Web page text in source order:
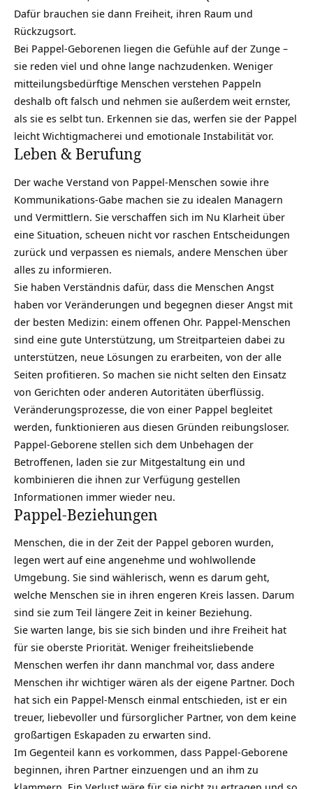
Dafür brauchen sie dann Freiheit, ihren Raum und
Rückzugsort.
Bei Pappel-Geborenen liegen die Gefühle auf der Zunge –
sie reden viel und ohne lange nachzudenken. Weniger
mitteilungsbedürftige Menschen verstehen Pappeln
deshalb oft falsch und nehmen sie außerdem weit ernster,
als sie es selbt tun. Erkennen sie das, werfen sie der Pappel
leicht Wichtigmacherei und emotionale Instabilität vor.
Leben & Berufung
Der wache Verstand von Pappel-Menschen sowie ihre
Kommunikations-Gabe machen sie zu idealen Managern
und Vermittlern. Sie verschaffen sich im Nu Klarheit über
eine Situation, scheuen nicht vor raschen Entscheidungen
zurück und verpassen es niemals, andere Menschen über
alles zu informieren.
Sie haben Verständnis dafür, dass die Menschen Angst
haben vor Veränderungen und begegnen dieser Angst mit
der besten Medizin: einem offenen Ohr. Pappel-Menschen
sind eine gute Unterstützung, um Streitparteien dabei zu
unterstützen, neue Lösungen zu erarbeiten, von der alle
Seiten profitieren. So machen sie nicht selten den Einsatz
von Gerichten oder anderen Autoritäten überflüssig.
Veränderungsprozesse, die von einer Pappel begleitet
werden, funktionieren aus diesen Gründen reibungsloser.
Pappel-Geborene stellen sich dem Unbehagen der
Betroffenen, laden sie zur Mitgestaltung ein und
kombinieren die ihnen zur Verfügung gestellen
Informationen immer wieder neu.
Pappel-Beziehungen
Menschen, die in der Zeit der Pappel geboren wurden,
legen wert auf eine angenehme und wohlwollende
Umgebung. Sie sind wählerisch, wenn es darum geht,
welche Menschen sie in ihren engeren Kreis lassen. Darum
sind sie zum Teil längere Zeit in keiner Beziehung.
Sie warten lange, bis sie sich binden und ihre Freiheit hat
für sie oberste Priorität. Weniger freiheitsliebende
Menschen werfen ihr dann manchmal vor, dass andere
Menschen ihr wichtiger wären als der eigene Partner. Doch
hat sich ein Pappel-Mensch einmal entschieden, ist er ein
treuer, liebevoller und fürsorglicher Partner, von dem keine
großartigen Eskapaden zu erwarten sind.
Im Gegenteil kann es vorkommen, dass Pappel-Geborene
beginnen, ihren Partner einzuengen und an ihm zu